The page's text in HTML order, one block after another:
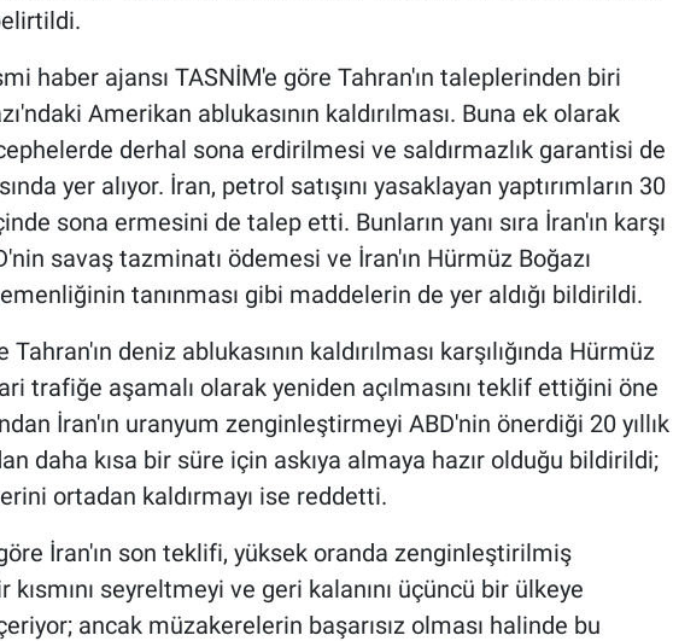
haber ajansı TASNİM'e göre Tahran'ın taleplerinden biri
Amerikan ablukasının kaldırılması. Buna ek olarak
derhal sona erdirilmesi ve saldırmazlık garantisi de
yer alıyor. İran, petrol satışını yasaklayan yaptırımların 30
sona ermesini de talep etti. Bunların yanı sıra İran'ın karşı
savaş tazminatı ödemesi ve İran'ın Hürmüz Boğazı
tanınması gibi maddelerin de yer aldığı bildirildi.
Tahran'ın deniz ablukasının kaldırılması karşılığında Hürmüz
trafiğe aşamalı olarak yeniden açılmasını teklif ettiğini öne
İran'ın uranyum zenginleştirmeyi ABD'nin önerdiği 20 yıllık
daha kısa bir süre için askıya almaya hazır olduğu bildirildi;
ortadan kaldırmayı ise reddetti.
İran'ın son teklifi, yüksek oranda zenginleştirilmiş
kısmını seyreltmeyi ve geri kalanını üçüncü bir ülkeye
ancak müzakerelerin başarısız olması halinde bu